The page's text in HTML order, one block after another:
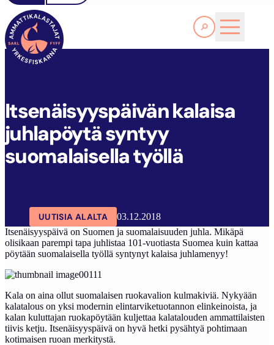
Lue lisää
SAKL
Itsenäisyyspäivän kalaisa
juhlapöytä syntyy
suomalaisella työllä
UUTISIA ALALTA
03.12.2018
Itsenäisyyspäivä on Suomen ja suomalaisuuden juhla. Mikäpä
olisikaan parempi tapa juhlistaa 101-vuotiasta Suomea kuin kattaa
pöytään suomalaisella työllä syntynyt kalaisa juhlamenyy!
Kala on aina ollut suomalaisen ruokavalion kulmakiviä. Nykyään
kalatalous on yksi modernin elintarviketuotannon elinkeinoista, ja
kalan kuluttajan ruokapöytään kuljettaa kalatalouden ammattilaisten
tiivis ketju. Itsenäisyyspäivä on hyvä hetki pysähtyä pohtimaan
kotimaisen ruoan merkitystä.